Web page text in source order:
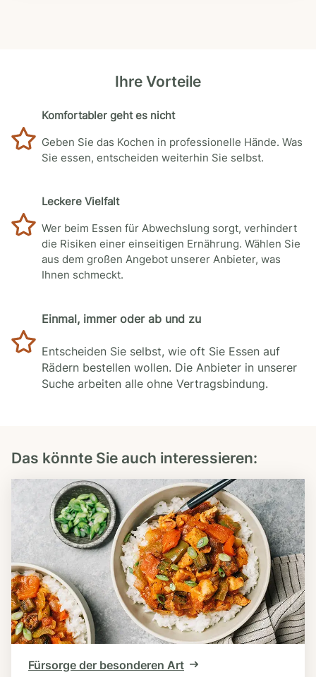
Ihre Vorteile
Komfortabler geht es nicht
Geben Sie das Kochen in professionelle Hände. Was
Sie essen, entscheiden weiterhin Sie selbst.
Leckere Vielfalt
Wer beim Essen für Abwechslung sorgt, verhindert
die Risiken einer einseitigen Ernährung. Wählen Sie
aus dem großen Angebot unserer Anbieter, was
Ihnen schmeckt.
Einmal, immer oder ab und zu
Entscheiden Sie selbst, wie oft Sie Essen auf
Rädern bestellen wollen. Die Anbieter in unserer
Suche arbeiten alle ohne Vertragsbindung.
Das könnte Sie auch interessieren:
Fürsorge der besonderen Art